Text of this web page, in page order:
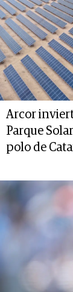
Arcor
Parque
polo de